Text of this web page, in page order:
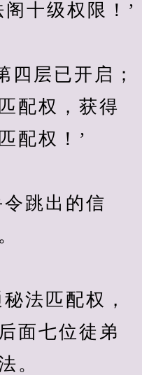
十级权限！’
层已开启；
配权，获得
配权！’
跳出的信
匹配权，
面七位徒弟
。